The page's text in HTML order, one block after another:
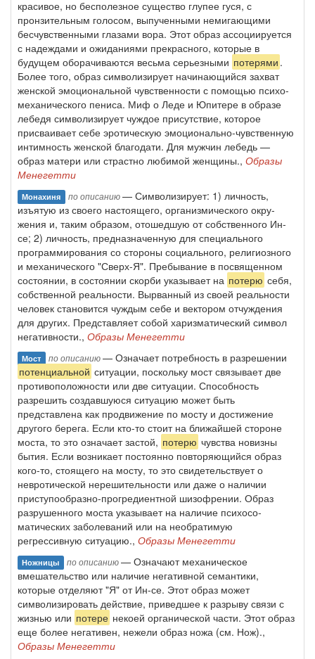
красивое, но бесполезное существо глупее гуся, с
пронзительным голосом, выпученными немигающими
бесчувственными глазами вора. Этот образ ассоциируется
с надеждами и ожиданиями прекрасного, которые в
будущем оборачиваются весьма серьезными потерями .
Более того, образ символизирует начинающий­ся захват
женской эмоциональной чувственности с помощью психо-
механического пениса. Миф о Леде и Юпитере в образе
лебедя символизирует чуждое присутствие, которое
присваивает себе эротическую эмо­ционально-чувственную
интимность женской благодати. Для мужчин лебедь —
образ матери или страстно любимой женщины., Образы
Менегетти
Монахиня по описанию— Символизирует: 1) личность,
изъятую из своего настоящего, организмического окру­
жения и, таким образом, отошедшую от собственного Ин-
се; 2) личность, предназначенную для специального
программирова­ния со стороны социального, религиозного
и механического "Сверх-Я". Пребывание в посвященном
состоянии, в состоянии скорби ука­зывает на потерю себя,
собственной реальности. Вырванный из сво­ей реальности
человек становится чуждым себе и вектором отчужде­ния
для других. Представляет собой харизматический символ
нега­тивности., Образы Менегетти
Мост по описанию— Означает потребность в разрешении
потенциальной ситуации, посколь­ку мост связывает две
противоположности или две ситуации. Способ­ность
разрешить создавшуюся ситуацию может быть
представлена как продвижение по мосту и достижение
другого берега. Если кто-то стоит на ближайшей стороне
моста, то это означает застой, потерю чувства новизны
бытия. Если возникает постоянно повторяющийся образ
кого-то, стоящего на мосту, то это свидетельствует о
невротической нереши­тельности или даже о наличии
приступообразно-прогредиентной ши­зофрении. Образ
разрушенного моста указывает на наличие психосо­
матических заболеваний или на необратимую
регрессивную ситуацию., Образы Менегетти
Ножницы по описанию— Означают механическое
вмешательство или наличие негативной семан­тики,
которые отделяют "Я" от Ин-се. Этот образ может
символизиро­вать действие, приведшее к разрыву связи с
жизнью или потере некоей органической части. Этот образ
еще более негативен, нежели образ ножа (см. Нож).,
Образы Менегетти